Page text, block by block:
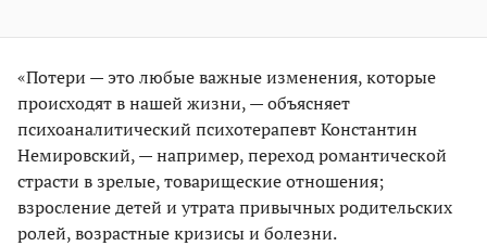
«Потери — это любые важные изменения, которые
происходят в нашей жизни, — объясняет
психоаналитический психотерапевт Константин
Немировский, — например, переход романтической
страсти в зрелые, товарищеские отношения;
взросление детей и утрата привычных родительских
ролей, возрастные кризисы и болезни.